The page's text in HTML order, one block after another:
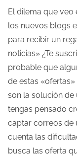
El dilema que
los nuevos blogs
para recibir un
noticias» ¿Te
probable que
de estas
son la solución de
tengas pensado
captar correos de
cuenta las
busca las oferta